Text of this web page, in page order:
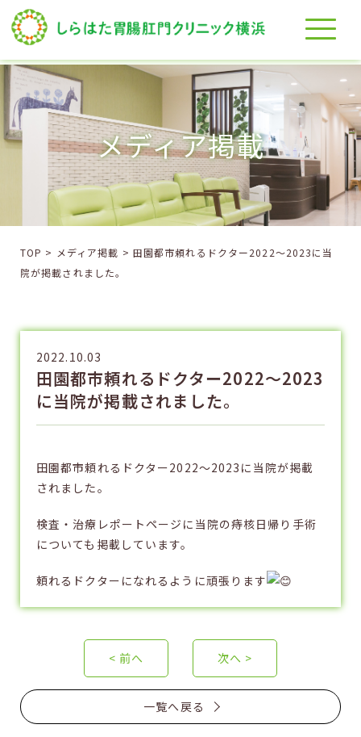
メディア掲載
TOP > メディア掲載 > 田園都市頼れるドクター2022〜2023に当
院が掲載されました。
2022.10.03
田園都市頼れるドクター2022〜2023
に当院が掲載されました。
田園都市頼れるドクター2022〜2023に当院が掲載
されました。
検査・治療レポートページに当院の痔核日帰り手術
についても掲載しています。
頼れるドクターになれるように頑張ります
< 前へ 次へ >
一覧へ戻る